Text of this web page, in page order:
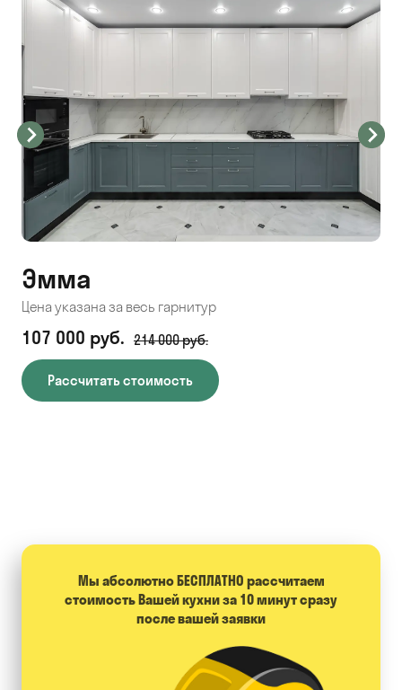
Эмма
Цена указана за весь гарнитур
107 000 руб. 214 000 руб.
Рассчитать стоимость
Мы абсолютно БЕСПЛАТНО расcчитаем
стоимость Вашей кухни за 10 минут сразу
после вашей заявки